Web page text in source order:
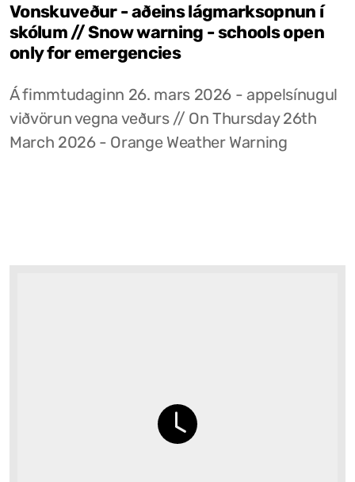
Vonskuveður - aðeins lágmarksopnun í
skólum // Snow warning - schools open
only for emergencies
Á fimmtudaginn 26. mars 2026 - appelsínugul
viðvörun vegna veðurs // On Thursday 26th
March 2026 - Orange Weather Warning